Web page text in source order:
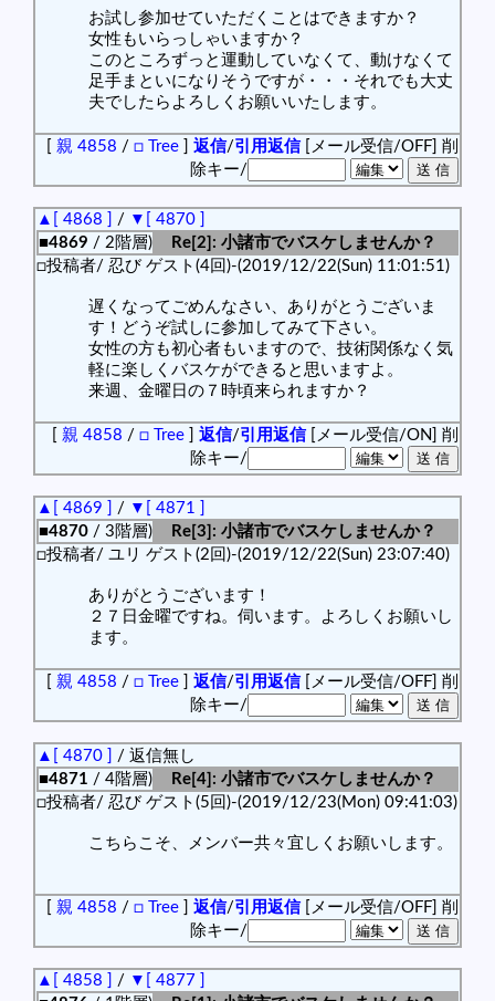
お試し参加せていただくことはできますか？
女性もいらっしゃいますか？
このところずっと運動していなくて、動けなくて
足手まといになりそうですが・・・それでも大丈
夫でしたらよろしくお願いいたします。
親 4858 / □ Tree 返信/引用返信[メール受信/OFF] 削
除キー/
▲[ 4868 ] / ▼[ 4870 ]
■4869 / 2階層)
Re[2]: 小諸市でバスケしませんか？
□投稿者/ 忍び ゲスト(4回)-(2019/12/22(Sun) 11:01:51)
遅くなってごめんなさい、ありがとうございま
す！どうぞ試しに参加してみて下さい。
女性の方も初心者もいますので、技術関係なく気
軽に楽しくバスケができると思いますよ。
来週、金曜日の７時頃来られますか？
親 4858 / □ Tree 返信/引用返信[メール受信/ON] 削
除キー/
▲[ 4869 ] / ▼[ 4871 ]
■4870 / 3階層)
Re[3]: 小諸市でバスケしませんか？
□投稿者/ ユリ ゲスト(2回)-(2019/12/22(Sun) 23:07:40)
ありがとうございます！
２７日金曜ですね。伺います。よろしくお願いし
ます。
親 4858 / □ Tree 返信/引用返信[メール受信/OFF] 削
除キー/
▲[ 4870 ]
/ 返信無し
■4871 / 4階層)
Re[4]: 小諸市でバスケしませんか？
□投稿者/ 忍び ゲスト(5回)-(2019/12/23(Mon) 09:41:03)
こちらこそ、メンバー共々宜しくお願いします。
親 4858 / □ Tree 返信/引用返信[メール受信/OFF] 削
除キー/
▲[ 4858 ] / ▼[ 4877 ]